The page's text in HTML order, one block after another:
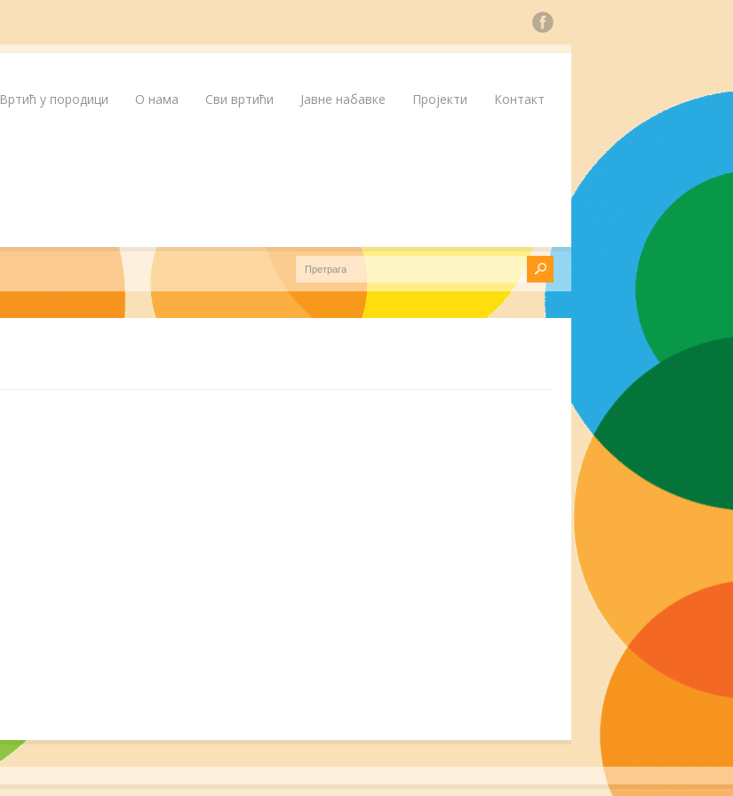
Вртић у породици О нама Сви вртићи Јавне набавке Пројекти Контакт